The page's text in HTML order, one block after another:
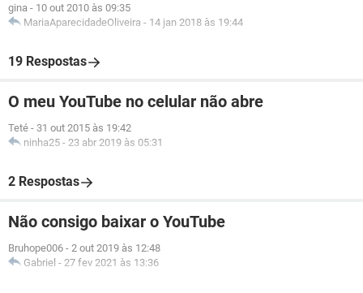
gina - 10 out 2010 às 09:35
MariaAparecidadeOliveira - 14 jan 2018 às 19:44
19 Respostas
O meu YouTube no celular não abre
Teté - 31 out 2015 às 19:42
ninha25 - 23 abr 2019 às 05:31
2 Respostas
Não consigo baixar o YouTube
Bruhope006 - 2 out 2019 às 12:48
Gabriel - 27 fev 2021 às 13:36